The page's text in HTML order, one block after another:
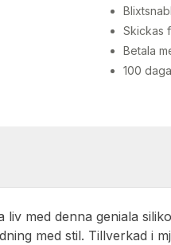
Skickas
Betala
100
liv med denna geniala
med stil. Tillverkad i